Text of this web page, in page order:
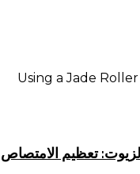
تعظيم الامتصاص